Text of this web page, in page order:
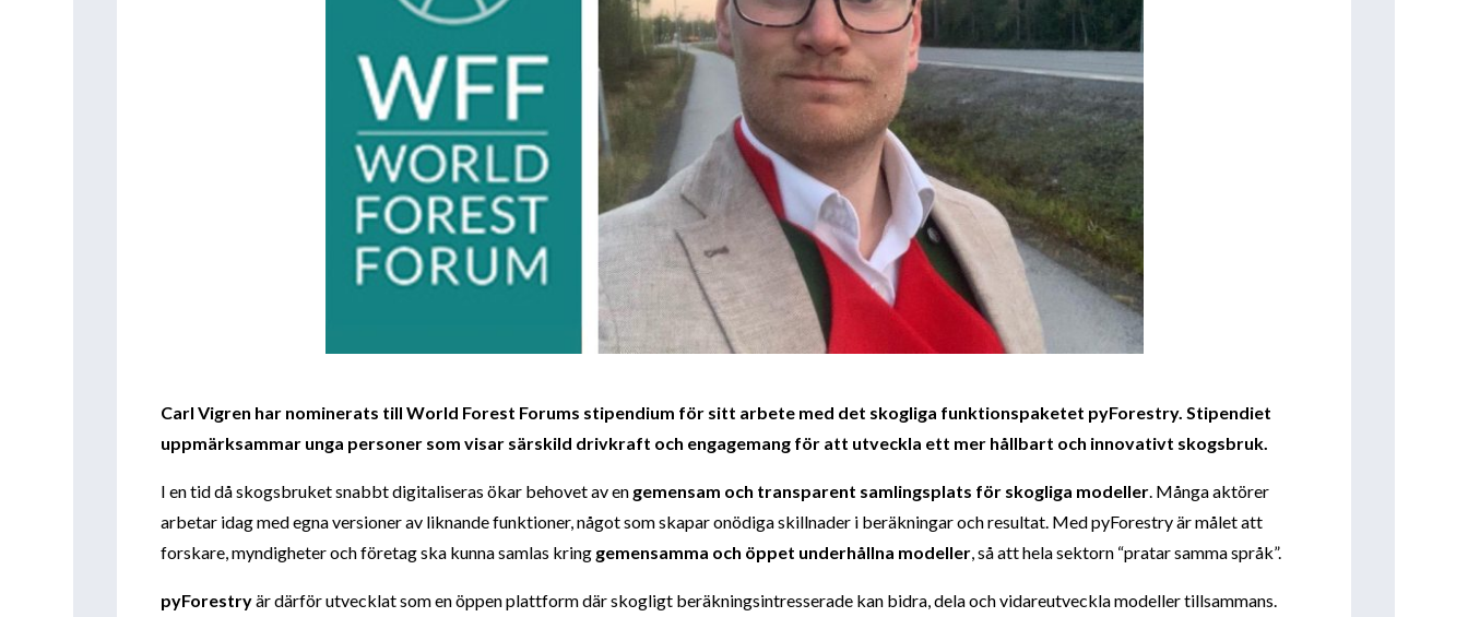
Carl Vigren har nominerats till World Forest Forums stipendium för sitt arbete med det skogliga funktionspaketet pyForestry. Stipendiet
uppmärksammar unga personer som visar särskild drivkraft och engagemang för att utveckla ett mer hållbart och innovativt skogsbruk.
I en tid då skogsbruket snabbt digitaliseras ökar behovet av en gemensam och transparent samlingsplats för skogliga modeller. Många aktörer
arbetar idag med egna versioner av liknande funktioner, något som skapar onödiga skillnader i beräkningar och resultat. Med pyForestry är målet att
forskare, myndigheter och företag ska kunna samlas kring gemensamma och öppet underhållna modeller, så att hela sektorn “pratar samma språk”.
pyForestryär därför utvecklat som en öppen plattform där skogligt beräkningsintresserade kan bidra, dela och vidareutveckla modeller tillsammans.